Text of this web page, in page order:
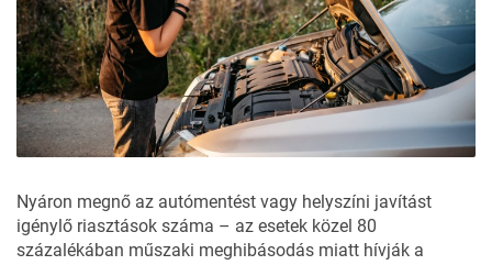
Nyáron megnő az autómentést vagy helyszíni javítást
igénylő riasztások száma – az esetek közel 80
százalékában műszaki meghibásodás miatt hívják a